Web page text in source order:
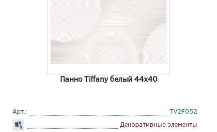
Панно Tiffany белый 44x40
Арт.:
TV2F052
Декоративные элементы